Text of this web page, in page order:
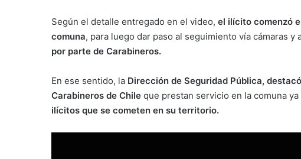
Según el detalle entregado en el video, el ilícito comenzó
comuna, para luego dar paso al seguimiento vía cámaras y
por parte de Carabineros.
En ese sentido, la Dirección de Seguridad Pública,
Carabineros de Chile que prestan servicio en la comuna
ilícitos que se cometen en su territorio.